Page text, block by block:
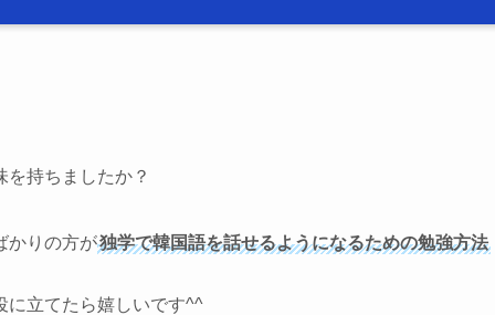
持ちましたか？
かりの方が独学で韓国語を話せるようになるための勉強方法
に立てたら嬉しいです^^